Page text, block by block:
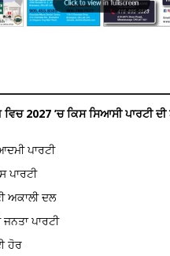
ਵਿਚ 2027 ’ਚ ਕਿਸ ਸਿਆਸੀ ਪਾਰਟੀ
ਪਾਰਟੀ
ਪਾਰਟੀ
ਅਕਾਲੀ ਦਲ
ਜਨਤਾ ਪਾਰਟੀ
ਹੋਰ